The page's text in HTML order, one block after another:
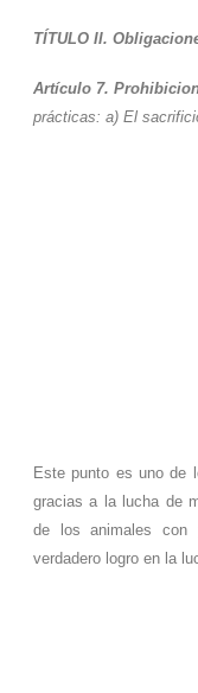
TÍTULO II.
Artículo 7.
prácticas: a) El
Este punto es uno de
gracias a la lucha de
de los animales
verdadero logro en la